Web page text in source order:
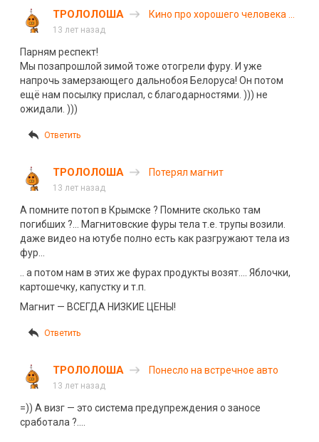
ТРОЛОЛОША
Кино про хорошего человека —
13 лет назад
Парням респект!
Мы позапрошлой зимой тоже отогрели фуру. И уже
напрочь замерзающего дальнобоя Белоруса! Он потом
ещё нам посылку прислал, с благодарностями. ))) не
ожидали. )))
Ответить
ТРОЛОЛОША Потерял магнит
13 лет назад
А помните потоп в Крымске ? Помните сколько там
погибших ?… Магнитовские фуры тела т.е. трупы возили.
даже видео на ютубе полно есть как разгружают тела из
фур…
.. а потом нам в этих же фурах продукты возят…. Яблочки,
картошечку, капустку и т.п.
Магнит — ВСЕГДА НИЗКИЕ ЦЕНЫ!
Ответить
ТРОЛОЛОША Понесло на встречное авто
13 лет назад
=)) А визг — это система предупреждения о заносе
сработала ?….